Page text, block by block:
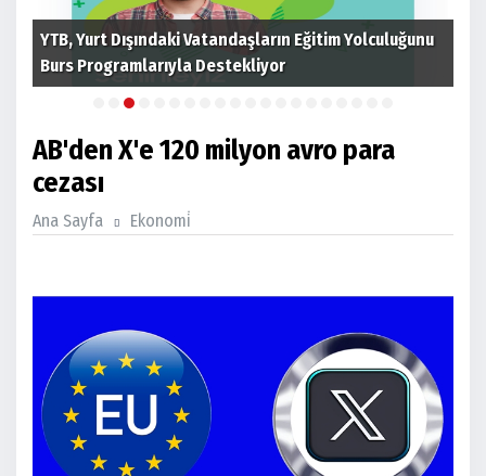
YTB, Yurt Dışındaki Vatandaşların Eğitim Yolculuğunu
Burs Programlarıyla Destekliyor
AB'den X'e 120 milyon avro para
cezası
Ana Sayfa Ekonomi̇